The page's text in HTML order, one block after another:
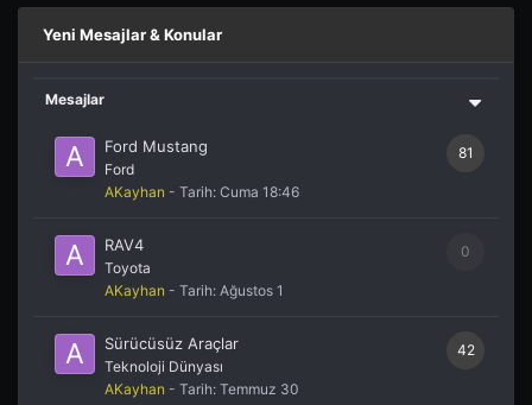
Yeni Mesajlar & Konular
Mesajlar
81
Ford Mustang
Ford
AKayhan - Tarih: Cuma 18:46
0
RAV4
Toyota
AKayhan - Tarih: Ağustos 1
42
Sürücüsüz Araçlar
Teknoloji Dünyası
AKayhan - Tarih: Temmuz 30